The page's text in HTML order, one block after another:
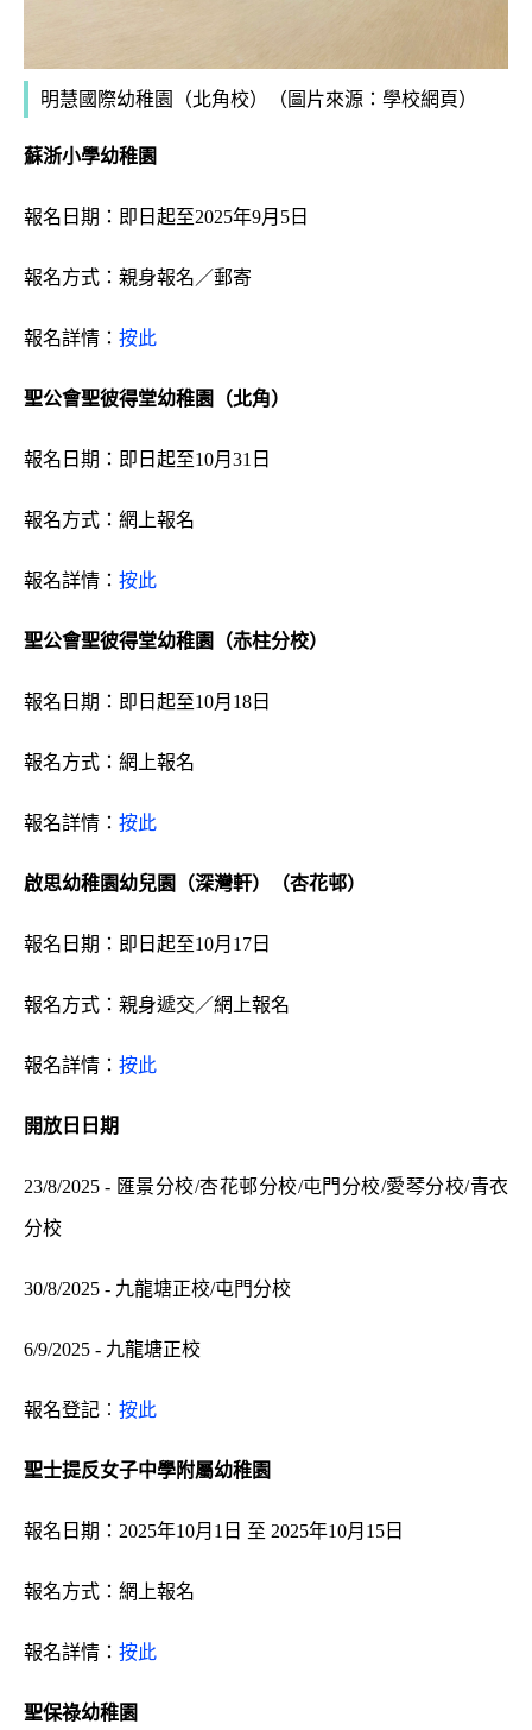
明慧國際幼稚園（北角校） （圖片來源：學校網頁）
蘇浙小學幼稚園
報名日期：即日起至2025年9月5日
報名方式：親身報名／郵寄
報名詳情： 按此
聖公會聖彼得堂幼稚園（北角）
報名日期：即日起至10月31日
報名方式：網上報名
報名詳情： 按此
聖公會聖彼得堂幼稚園（赤柱分校）
報名日期： 即日起至10月18日
報名方式：網上報名
報名詳情： 按此
啟思幼稚園幼兒園（深灣軒）（杏花邨）
報名日期：即日起至10月17日
報名方式：親身遞交／網上報名
報名詳情： 按此
開放日日期
23/8/2025 - 匯景分校/杏花邨分校/屯門分校/愛琴分校/青衣
分校
30/8/2025 - 九龍塘正校/屯門分校
6/9/2025 - 九龍塘正校
報名登記︰ 按此
聖士提反女子中學附屬幼稚園
報名日期：2025年10月1日 至 2025年10月15日
報名方式：網上報名
報名詳情： 按此
聖保祿幼稚園